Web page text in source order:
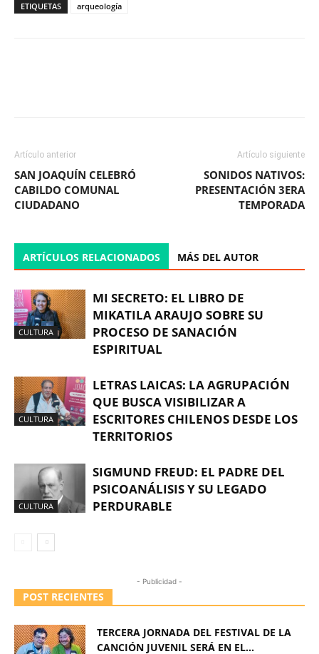
ETIQUETAS arqueología
Artículo anterior
SAN JOAQUÍN CELEBRÓ
CABILDO COMUNAL
CIUDADANO
Artículo siguiente
SONIDOS NATIVOS:
PRESENTACIÓN 3ERA
TEMPORADA
ARTÍCULOS RELACIONADOS MÁS DEL AUTOR
CULTURA
MI SECRETO: EL LIBRO DE
MIKATILA ARAUJO SOBRE SU
PROCESO DE SANACIÓN
ESPIRITUAL
CULTURA
LETRAS LAICAS: LA AGRUPACIÓN
QUE BUSCA VISIBILIZAR A
ESCRITORES CHILENOS DESDE LOS
TERRITORIOS
CULTURA
SIGMUND FREUD: EL PADRE DEL
PSICOANÁLISIS Y SU LEGADO
PERDURABLE
- Publicidad -
POST RECIENTES
TERCERA JORNADA DEL FESTIVAL DE LA
CANCIÓN JUVENIL SERÁ EN EL...